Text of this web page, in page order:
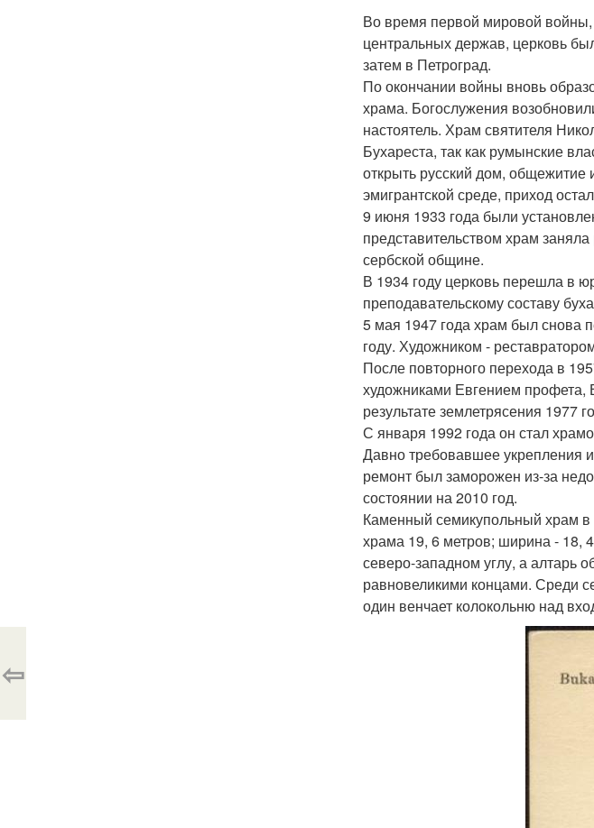
Во время первой мировой войны,
центральных держав, церковь
затем в Петроград.
По окончании войны вновь
храма. Богослужения
настоятель. Храм святителя
Бухареста, так как румынские
открыть русский дом, общежитие
эмигрантской среде, приход
9 июня 1933 года были
представительством храм
сербской общине.
В 1934 году церковь перешла в
преподавательскому составу
5 мая 1947 года храм был снова
году. Художником -
После повторного перехода в
художниками Евгением
результате землетрясения 1977
С января 1992 года он стал
Давно требовавшее укрепления
ремонт был заморожен из-за
состоянии на 2010 год.
Каменный семикупольный храм в
храма 19, 6 метров; ширина - 18,
северо-западном углу, а алтарь
равновеликими концами. Среди
один венчает колокольню над
⇦